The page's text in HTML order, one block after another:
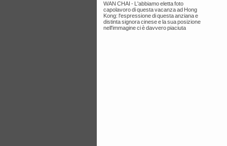
WAN CHAI - L'abbiamo eletta foto
capolavoro di questa vacanza ad Hong
Kong: l'espressione di questa anziana e
distinta signora cinese e la sua posizione
nell'immagine ci è davvero piaciuta